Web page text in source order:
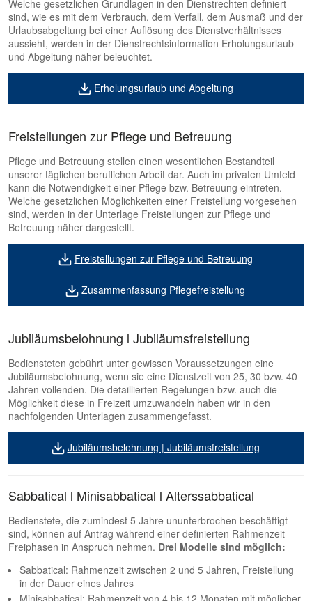
Welche gesetzlichen Grundlagen in den Dienstrechten definiert
sind, wie es mit dem Verbrauch, dem Verfall, dem Ausmaß und der
Urlaubsabgeltung bei einer Auflösung des Dienstverhältnisses
aussieht, werden in der Dienstrechtsinformation Erholungsurlaub
und Abgeltung näher beleuchtet.
Erholungsurlaub und Abgeltung
Freistellungen zur Pflege und Betreuung
Pflege und Betreuung stellen einen wesentlichen Bestandteil
unserer täglichen beruflichen Arbeit dar. Auch im privaten Umfeld
kann die Notwendigkeit einer Pflege bzw. Betreuung eintreten.
Welche gesetzlichen Möglichkeiten einer Freistellung vorgesehen
sind, werden in der Unterlage Freistellungen zur Pflege und
Betreuung näher dargestellt.
Freistellungen zur Pflege und Betreuung
Zusammenfassung Pflegefreistellung
Jubiläumsbelohnung l Jubiläumsfreistellung
Bediensteten gebührt unter gewissen Voraussetzungen eine
Jubiläumsbelohnung, wenn sie eine Dienstzeit von 25, 30 bzw. 40
Jahren vollenden. Die detaillierten Regelungen bzw. auch die
Möglichkeit diese in Freizeit umzuwandeln haben wir in den
nachfolgenden Unterlagen zusammengefasst.
Jubiläumsbelohnung | Jubiläumsfreistellung
Sabbatical l Minisabbatical l Alterssabbatical
Bedienstete, die zumindest 5 Jahre ununterbrochen beschäftigt
sind, können auf Antrag während einer definierten Rahmenzeit
Freiphasen in Anspruch nehmen. Drei Modelle sind möglich:
Sabbatical: Rahmenzeit zwischen 2 und 5 Jahren, Freistellung
in der Dauer eines Jahres
Minisabbatical; Rahmenzeit von 4 bis 12 Monaten mit möglicher